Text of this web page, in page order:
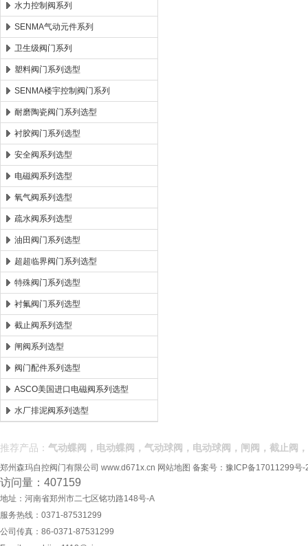
水力控制阀系列
SENMA气动元件系列
卫生级阀门系列
塑料阀门系列选型
SENMA楼宇控制阀门系列
耐磨陶瓷阀门系列选型
衬胶阀门系列选型
安全阀系列选型
电磁阀系列选型
氧气阀系列选型
疏水阀系列选型
油田阀门系列选型
超超临界阀门系列选型
特殊阀门系列选型
衬氟阀门系列选型
截止阀系列选型
闸阀系列选型
阀门配件系列选型
ASCO美国进口电磁阀系列选型
水厂排泥阀系列选型
推荐产品： 气动蝶阀，电动蝶阀，气动球阀，电动球阀，闸阀，截止阀
郑州森玛自控阀门有限公司 www.d671x.cn 网站地图 备案号： 豫ICP备17011299号-
访问量：407159
地址：河南省郑州市二七区铭功路148号-A
服务热线：0371-87531299
公司传真：86-0371-87531299